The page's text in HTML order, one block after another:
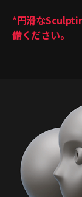
*円滑な
備ください。